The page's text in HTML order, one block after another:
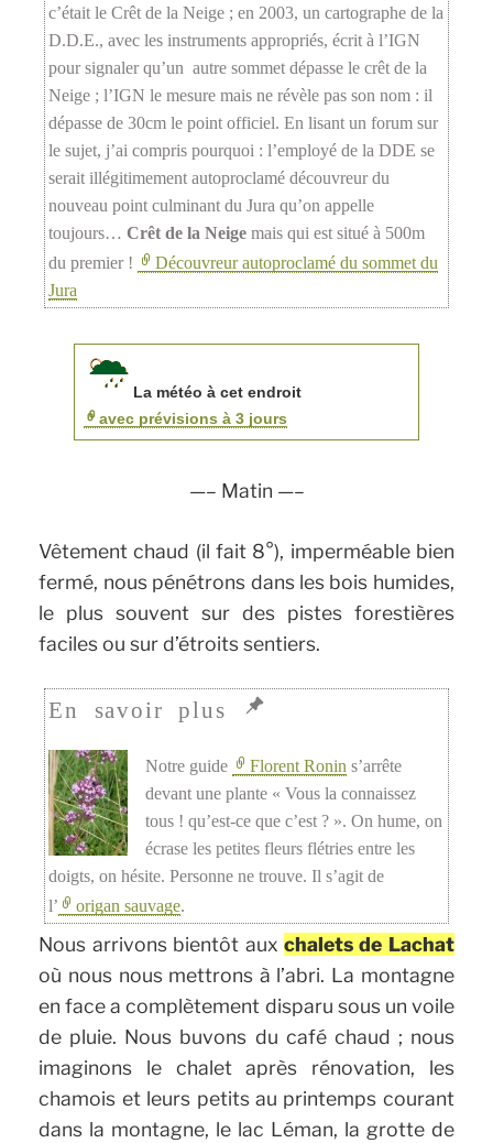
c’était le Crêt de la Neige ; en 2003, un cartographe de la
D.D.E., avec les instruments appropriés, écrit à l’IGN
pour signaler qu’un autre sommet dépasse le crêt de la
Neige ; l’IGN le mesure mais ne révèle pas son nom : il
dépasse de 30cm le point officiel. En lisant un forum sur
le sujet, j’ai compris pourquoi : l’employé de la DDE se
serait illégitimement autoproclamé découvreur du
nouveau point culminant du Jura qu’on appelle
toujours…Crêt de la Neige mais qui est situé à 500m
du premier !
Découvreur autoproclamé du sommet du
Jura
La météo à cet endroit
avec prévisions à 3 jours
—– Matin —–
Vêtement chaud (il fait 8°), imperméable bien
fermé, nous pénétrons dans les bois humides,
le plus souvent sur des pistes forestières
faciles ou sur d’étroits sentiers.
Notre guide Florent Ronin s’arrête
devant une plante « Vous la connaissez
tous ! qu’est-ce que c’est ? ». On hume, on
écrase les petites fleurs flétries entre les
doigts, on hésite. Personne ne trouve. Il s’agit de
l’
origan sauvage.
Nous arrivons bientôt aux chalets de Lachat
où nous nous mettrons à l’abri. La montagne
en face a complètement disparu sous un voile
de pluie. Nous buvons du café chaud ; nous
imaginons le chalet après rénovation, les
chamois et leurs petits au printemps courant
dans la montagne, le lac Léman, la grotte de